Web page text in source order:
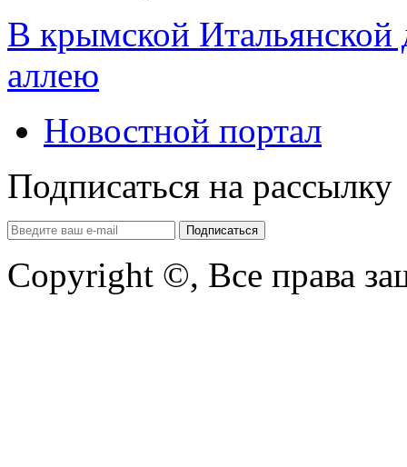
В крымской Итальянской
аллею
Новостной портал
Подписаться на рассылку
Copyright ©, Все права